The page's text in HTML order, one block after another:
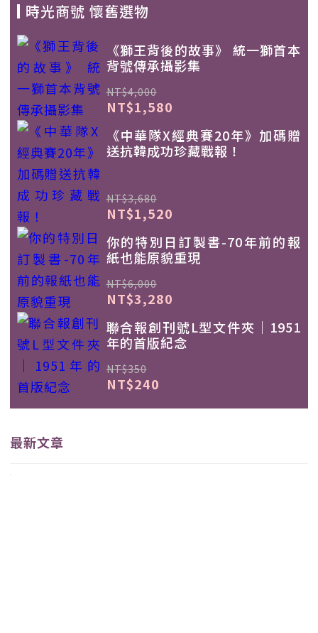
時光商號 懷舊選物
《獅王背後的故事》 統一獅首本
背號傳承攝影集
NT$4,000
NT$1,580
《中華隊X經典賽20年》加碼贈
送抗韓成功珍藏戰報！
NT$3,680
NT$1,520
你的特別日訂製書-70年前的報
紙也能原貌重現
NT$6,000
NT$3,280
聯合報創刊號L型文件夾｜1951
年的首版紀念
NT$350
NT$240
最新文章